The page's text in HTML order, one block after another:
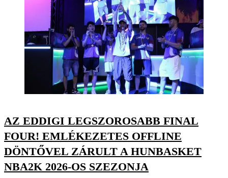
AZ EDDIGI LEGSZOROSABB FINAL
FOUR! EMLÉKEZETES OFFLINE
DÖNTŐVEL ZÁRULT A HUNBASKET
NBA2K 2026-OS SZEZONJA